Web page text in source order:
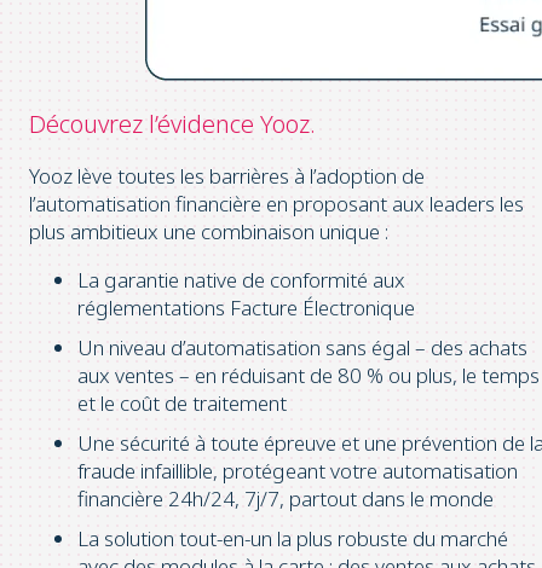
Découvrez l’évidence Yooz.
Yooz lève toutes les barrières à l’adoption de
l’automatisation financière en proposant aux leaders les
plus ambitieux une combinaison unique :
La garantie native de conformité aux
réglementations Facture Électronique
Un niveau d’automatisation sans égal – des achats
aux ventes – en réduisant de 80 % ou plus, le temps
et le coût de traitement
Une sécurité à toute épreuve et une prévention de
fraude infaillible, protégeant votre automatisation
financière 24h/24, 7j/7, partout dans le monde
La solution tout-en-un la plus robuste du marché